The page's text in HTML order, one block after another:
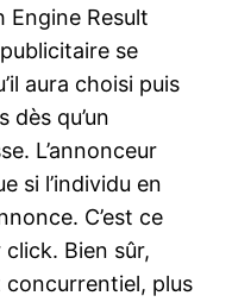
Engine Result
se
aura choisi puis
dès qu’un
L’annonceur
si l’individu en
C’est ce
click. Bien sûr,
concurrentiel, plus